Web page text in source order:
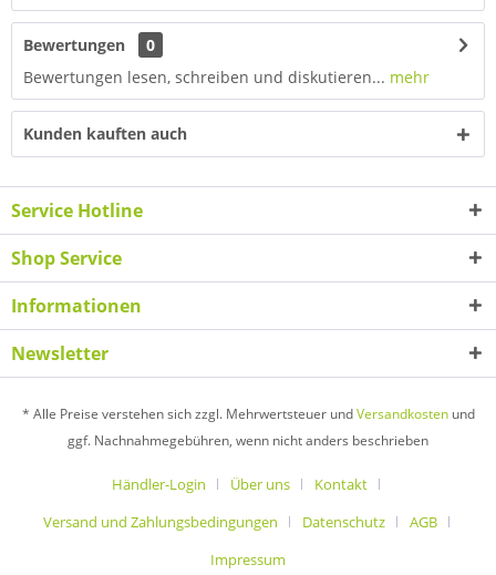
Bewertungen
0
Bewertungen lesen, schreiben und diskutieren... mehr
Kunden kauften auch
Service Hotline
Shop Service
Informationen
Newsletter
* Alle Preise verstehen sich zzgl. Mehrwertsteuer undVersandkostenund
ggf. Nachnahmegebühren, wenn nicht anders beschrieben
Händler-Login Über uns
Kontakt
Versand und Zahlungsbedingungen
Datenschutz
AGB
Impressum